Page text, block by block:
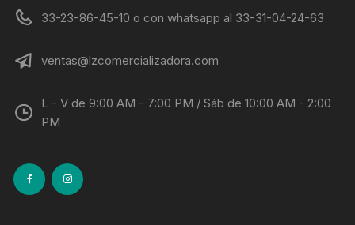
33-23-86-45-10 o con whatsapp al 33-31-04-24-63
ventas@lzcomercializadora.com
L - V de 9:00 AM - 7:00 PM / Sáb de 10:00 AM - 2:00
PM